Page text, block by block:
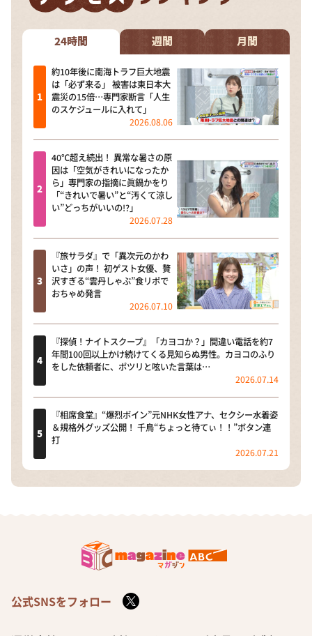
DAIGOも台所 ～きょうの献立 何にする？～
本日はダイアンなり！シーズン２
朝だ！生です旅サラダ
教えて！ニュースライブ 正義のミカタ
ＬＩＦＥ～夢のカタチ～
新婚さんいらっしゃい！
ポツンと一軒家
ザキ山小屋本館
ぺこぱのまるスポ
24時間 週間 月間
約10年後に南海トラフ巨大地震
は「必ず来る」 被害は東日本大
震災の15倍…専門家断言「人生
のスケジュールに入れて」
2026.08.06
40℃超え続出！ 異常な暑さの原
因は「空気がきれいになったか
ら」専門家の指摘に眞鍋かをり
「“きれいで暑い”と“汚くて涼し
い”どっちがいいの!?」
2026.07.28
『旅サラダ』で「異次元のかわ
いさ」の声！ 初ゲスト女優、贅
沢すぎる“雲丹しゃぶ”食リポで
おちゃめ発言
2026.07.10
『探偵！ナイトスクープ』「カヨコか？」間違い電話を約7
年間100回以上かけ続けてくる見知らぬ男性。カヨコのふり
をした依頼者に、ポツリと呟いた言葉は…
2026.07.14
『相席食堂』“爆烈ボイン”元NHK女性アナ、セクシー水着姿
＆規格外グッズ公開！ 千鳥“ちょっと待てぃ！！”ボタン連
打
2026.07.21
公式SNSをフォロー